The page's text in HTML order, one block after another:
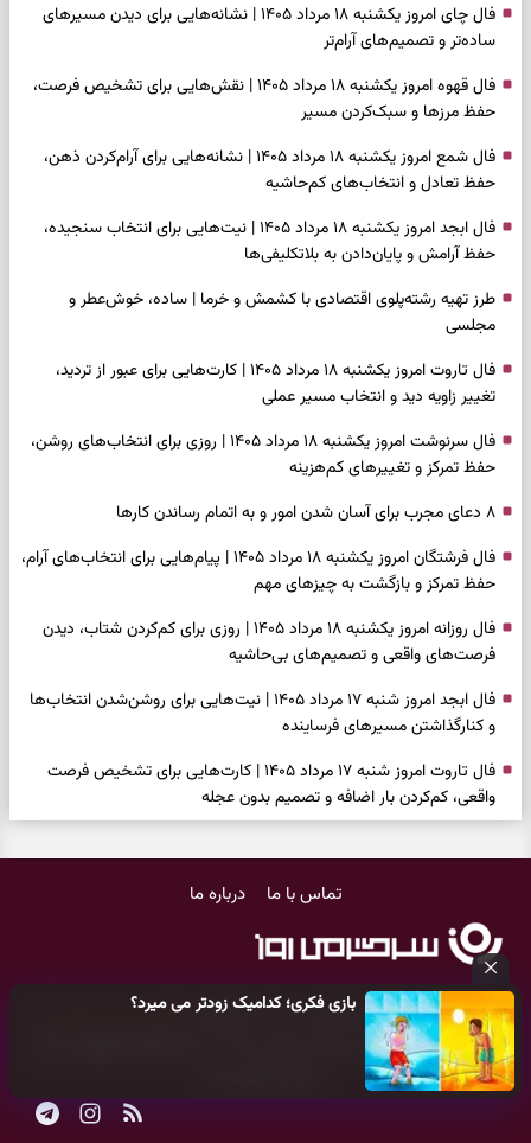
بازی فکری؛ کدامیک زودتر می میرد؟
فال چای امروز یکشنبه ۱۸ مرداد ۱۴۰۵ | نشانه‌هایی برای دیدن مسیرهای
ساده‌تر و تصمیم‌های آرام‌تر
فال قهوه امروز یکشنبه ۱۸ مرداد ۱۴۰۵ | نقش‌هایی برای تشخیص فرصت،
حفظ مرزها و سبک‌کردن مسیر
فال شمع امروز یکشنبه ۱۸ مرداد ۱۴۰۵ | نشانه‌هایی برای آرام‌کردن ذهن،
حفظ تعادل و انتخاب‌های کم‌حاشیه
فال ابجد امروز یکشنبه ۱۸ مرداد ۱۴۰۵ | نیت‌هایی برای انتخاب سنجیده،
حفظ آرامش و پایان‌دادن به بلاتکلیفی‌ها
طرز تهیه رشته‌پلوی اقتصادی با کشمش و خرما | ساده، خوش‌عطر و
مجلسی
فال تاروت امروز یکشنبه ۱۸ مرداد ۱۴۰۵ | کارت‌هایی برای عبور از تردید،
تغییر زاویه دید و انتخاب مسیر عملی
فال سرنوشت امروز یکشنبه ۱۸ مرداد ۱۴۰۵ | روزی برای انتخاب‌های روشن،
حفظ تمرکز و تغییرهای کم‌هزینه
۸ دعای مجرب برای آسان شدن امور و به اتمام رساندن کار‌ها
فال فرشتگان امروز یکشنبه ۱۸ مرداد ۱۴۰۵ | پیام‌هایی برای انتخاب‌های آرام،
حفظ تمرکز و بازگشت به چیزهای مهم
فال روزانه امروز یکشنبه ۱۸ مرداد ۱۴۰۵ | روزی برای کم‌کردن شتاب، دیدن
فرصت‌های واقعی و تصمیم‌های بی‌حاشیه
فال ابجد امروز شنبه ۱۷ مرداد ۱۴۰۵ | نیت‌هایی برای روشن‌شدن انتخاب‌ها
و کنارگذاشتن مسیرهای فرساینده
فال تاروت امروز شنبه ۱۷ مرداد ۱۴۰۵ | کارت‌هایی برای تشخیص فرصت
واقعی، کم‌کردن بار اضافه و تصمیم بدون عجله
بخوانید
حفظ ارزش‌ها و سبک‌کردن ذهن
جمع‌کردن حاشیه‌ها
فال انبیا امروز شنبه ۱۷ مرداد ۱۴۰۵ | پیام‌هایی برای اصلاح مسیر، حفظ امید
تماس با ما درباره ما
کلیه حقوق مادی و معنوی این سایت متعلق بهپایگاه خبری سرگرمی روز
می‌باشد و هر گونه کپی‌برداری توسط دیگر سایت‌ها